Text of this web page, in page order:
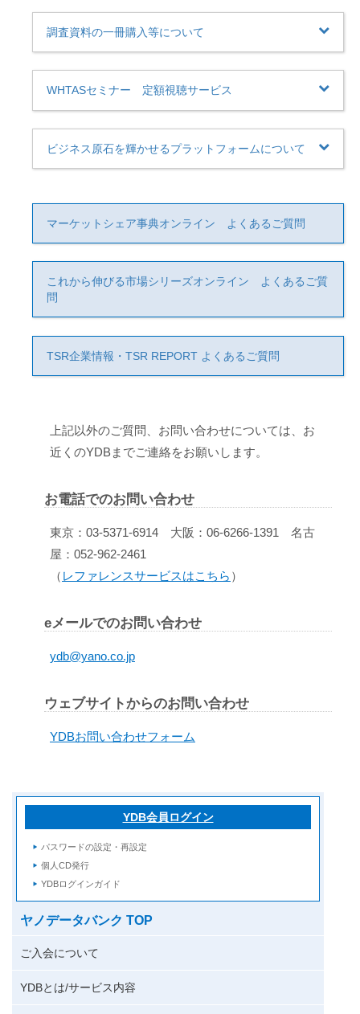
調査資料の一冊購入等について
WHTASセミナー 定額視聴サービス
ビジネス原石を輝かせるプラットフォームについて
マーケットシェア事典オンライン よくあるご質問
これから伸びる市場シリーズオンライン よくあるご質
問
TSR企業情報・TSR REPORT よくあるご質問
上記以外のご質問、お問い合わせについては、お
近くのYDBまでご連絡をお願いします。
お電話でのお問い合わせ
東京：03-5371-6914 大阪：06-6266-1391 名古
屋：052-962-2461
（ レファレンスサービスはこちら ）
eメールでのお問い合わせ
ydb@yano.co.jp
ウェブサイトからのお問い合わせ
YDBお問い合わせフォーム
YDB会員ログイン
パスワードの設定・再設定
個人CD発行
YDBログインガイド
ヤノデータバンク TOP
ご入会について
YDBとは/サービス内容